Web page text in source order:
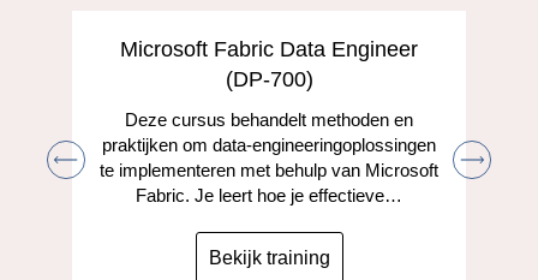
Microsoft Fabric Data Engineer
(DP-700)
Deze cursus behandelt methoden en
praktijken om data-engineeringoplossingen
te implementeren met behulp van Microsoft
Fabric. Je leert hoe je effectieve…
Bekijk training